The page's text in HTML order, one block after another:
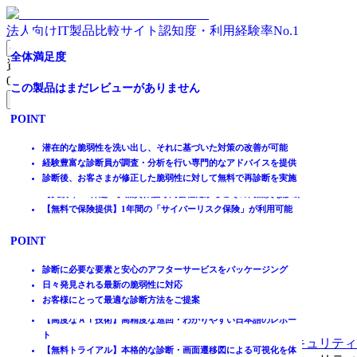
法人向けIT製品比較サイト 認知度・利用経験率No.1
資料請求リスト
0件
製品を探す
ランキングから探す
記事を読む
はじめての方へ
掲載について
動画で学ぶ
IT製品比較TOP
セキュリティ診断サービス
株式会社セキュアスカイ・テクノロジーのセキュリテ
攻撃者視点で先回りのセキュリティ対策を
全体満足度
☆☆☆☆☆
POINT
【専門知識は不要！】URLを登録し最短3ステップで診断開始
【シンプルで直感的】使いやすいインターフェイスで操作も楽々
【継続的診断が可能】明確なレポートと予約機能で継続的な診断
最短で2日診断可能
全体満足度
☆☆☆☆☆
POINT
セキュリティ診断ランキング 2021年 1位 ※ITトレンド資料請求数
最短2日！ニーズに合わせて選べる4 + EXプラン
国内に配した東西連携SOCにてグローバル対応可能
実績豊富！高品質で低価格
全体満足度
☆☆☆☆☆
POINT
経産省「情報セキュリティサービス基準」登録
認定脆弱性診断士の資格を保持する技術チームによる診断対応
★期間限定★初回診断後の再診断が１回無料
【10分で診断開始】誰でも簡単にプロさながらの脆弱性診
★★★★★
【学習コストゼロ】非エンジニアの方でもOK！定評ある使いやす
さ
【高度なＡＩ技術】高精度な巡回・わかりやすい日本語のレポー
ト
【無料トライアル】本格的な診断・画面遷移図による可視化を体
サーバの脆弱性を発見する
全体満足度
☆☆☆☆☆
POINT
診断に必要な要素と安心のアフターサービスをパッケージング
日々発見される最新の脆弱性に対応
お客様にとって最適な診断方法をご提案
【実績豊富】Web・ネットワーク・AI・クラウド対応
全体満足度
この製品はまだレビューがありません
POINT
経験豊富な専門家による信頼の診断
分かりやすい報告書と具体的な対策
脆弱性診断を丸ごとお任せ！再診断まで安心サポート
全体満足度
この製品はまだレビューがありません
POINT
【初めてでも安心】診断範囲の選定から結果のご報告までお任せ
【無料で保険提供】1年間の「サイバーリスク保険」が利用可能
全体満足度
この製品はまだレビューがありません
POINT
潜在的な脆弱性を洗い出し、それに基づいた対策の改善が可能
経験豊富な診断員が調査・分析を行い専門的なアドバイスを提供
診断後、お客さまが修正した脆弱性に対して無料で再診断を実施